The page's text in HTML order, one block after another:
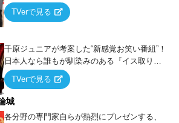
出でて、新たなオモシロ人間を発掘する！
TVerで見る
千原ジュニアが考案した“新感覚お笑い番組”！
日本人なら誰もが馴染みのある『イス取りゲ
ーム』をベースに、大喜利・ギャグ・モノボ
ケ・歌…など様々なお題で芸人がショートネ
タを競い合う！
TVerで見る
城
各分野の専門家自らが熱烈にプレゼンする、